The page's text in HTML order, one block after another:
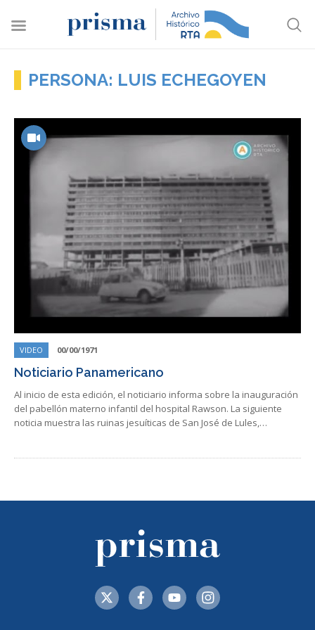
PERSONA: LUIS ECHEGOYEN
VIDEO 00/00/1971
Noticiario Panamericano
Al inicio de esta edición, el noticiario informa sobre la inauguración
del pabellón materno infantil del hospital Rawson. La siguiente
noticia muestra las ruinas jesuíticas de San José de Lules,…